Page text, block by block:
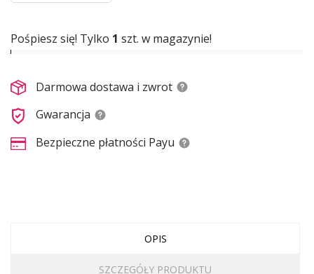
Pośpiesz się! Tylko 1 szt. w magazynie!
Darmowa dostawa i zwrot
Gwarancja
Bezpieczne płatności Payu
OPIS
SZCZEGÓŁY PRODUKTU